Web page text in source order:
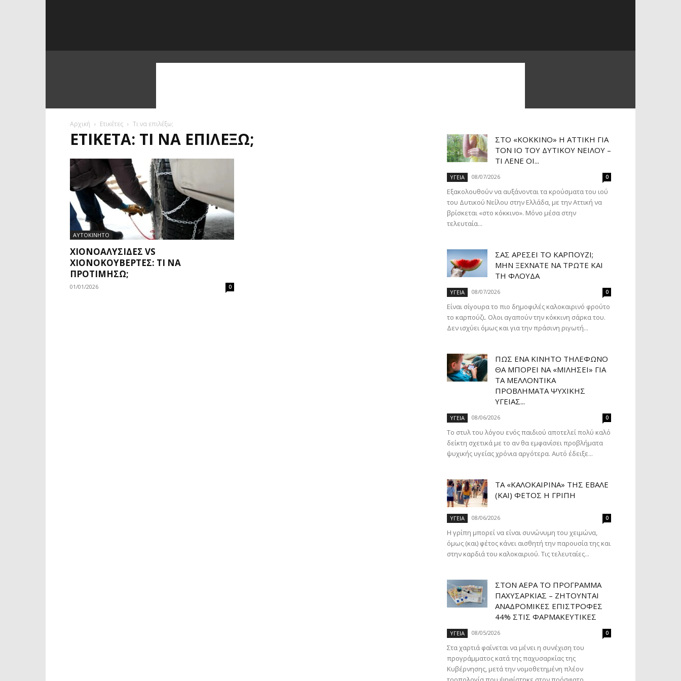
Αρχική Ετικέτες Τι να επιλέξω;
ΕΤΙΚΈΤΑ: ΤΙ ΝΑ ΕΠΙΛΈΞΩ;
ΑΥΤΟΚΙΝΗΤΟ
ΧΙΟΝΟΑΛΥΣΊΔΕΣ VS
ΧΙΟΝΟΚΟΥΒΈΡΤΕΣ: ΤΙ ΝΑ
ΠΡΟΤΙΜΉΣΩ;
01/01/2026 0
ΣΤΟ «ΚΌΚΚΙΝΟ» Η ΑΤΤΙΚΉ ΓΙΑ
ΤΟΝ ΙΌ ΤΟΥ ΔΥΤΙΚΟΎ ΝΕΊΛΟΥ –
ΤΙ ΛΈΝΕ ΟΙ...
ΥΓΕΙΑ 08/07/2026 0
Εξακολουθούν να αυξάνονται τα κρούσματα του ιού
του Δυτικού Νείλου στην Ελλάδα, με την Αττική να
βρίσκεται «στο κόκκινο». Μόνο μέσα στην
τελευταία...
ΣΑΣ ΑΡΈΣΕΙ ΤΟ ΚΑΡΠΟΎΖΙ;
ΜΗΝ ΞΕΧΝΆΤΕ ΝΑ ΤΡΏΤΕ ΚΑΙ
ΤΗ ΦΛΟΎΔΑ
ΥΓΕΙΑ 08/07/2026 0
Eίναι σίγουρα το πιο δημοφιλές καλοκαιρινό φρούτο
το καρπούζι. Ολοι αγαπούν την κόκκινη σάρκα του.
Δεν ισχύει όμως και για την πράσινη ριγωτή...
ΠΏΣ ΈΝΑ ΚΙΝΗΤΌ ΤΗΛΈΦΩΝΟ
ΘΑ ΜΠΟΡΕΊ ΝΑ «ΜΙΛΉΣΕΙ» ΓΙΑ
ΤΑ ΜΕΛΛΟΝΤΙΚΆ
ΠΡΟΒΛΉΜΑΤΑ ΨΥΧΙΚΉΣ
ΥΓΕΊΑΣ...
ΥΓΕΙΑ 08/06/2026 0
Το στυλ του λόγου ενός παιδιού αποτελεί πολύ καλό
δείκτη σχετικά με το αν θα εμφανίσει προβλήματα
ψυχικής υγείας χρόνια αργότερα. Αυτό έδειξε...
ΤΑ «ΚΑΛΟΚΑΙΡΙΝΆ» ΤΗΣ ΈΒΑΛΕ
(ΚΑΙ) ΦΈΤΟΣ Η ΓΡΊΠΗ
ΥΓΕΙΑ 08/06/2026 0
Η γρίπη μπορεί να είναι συνώνυμη του χειμώνα,
όμως (και) φέτος κάνει αισθητή την παρουσία της και
στην καρδιά του καλοκαιριού. Τις τελευταίες...
ΣΤΟΝ ΑΈΡΑ ΤΟ ΠΡΌΓΡΑΜΜΑ
ΠΑΧΥΣΑΡΚΊΑΣ – ΖΗΤΟΎΝΤΑΙ
ΑΝΑΔΡΟΜΙΚΈΣ ΕΠΙΣΤΡΟΦΈΣ
44% ΣΤΙΣ ΦΑΡΜΑΚΕΥΤΙΚΈΣ
ΥΓΕΙΑ 08/05/2026 0
Στα χαρτιά φαίνεται να μένει η συνέχιση του
προγράμματος κατά της παχυσαρκίας της
Κυβέρνησης, μετά την νομοθετημένη πλέον